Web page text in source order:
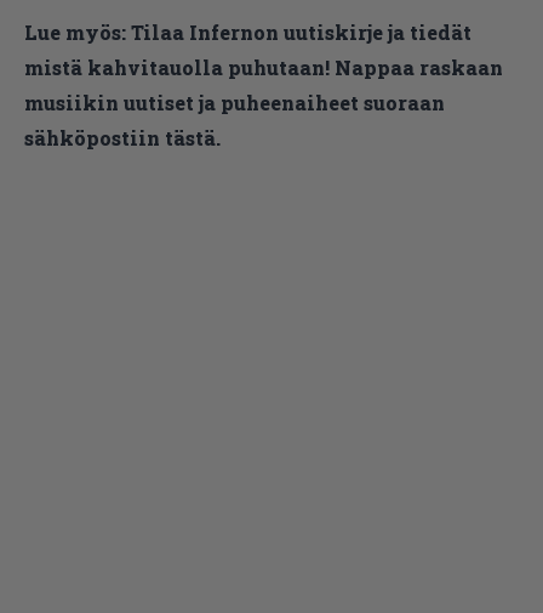
Lue myös:Tilaa Infernon uutiskirje ja tiedät
mistä kahvitauolla puhutaan! Nappaa raskaan
musiikin uutiset ja puheenaiheet suoraan
sähköpostiin tästä.